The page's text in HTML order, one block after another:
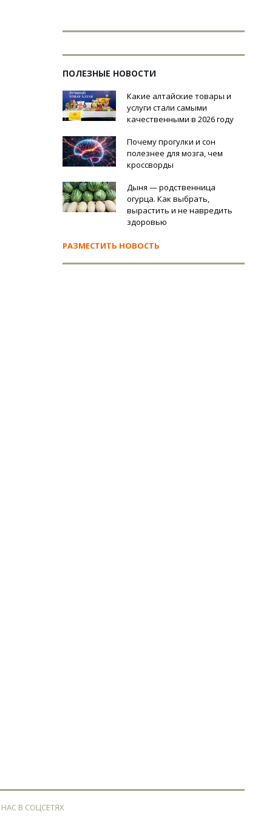
ПОЛЕЗНЫЕ НОВОСТИ
Какие алтайские товары и
услуги стали самыми
качественными в 2026 году
Почему прогулки и сон
полезнее для мозга, чем
кроссворды
Дыня — родственница
огурца. Как выбрать,
вырастить и не навредить
здоровью
РАЗМЕСТИТЬ НОВОСТЬ
В СОЦСЕТЯХ